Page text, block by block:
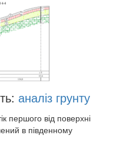
аналіз грунту
першого від поверхні
в південному